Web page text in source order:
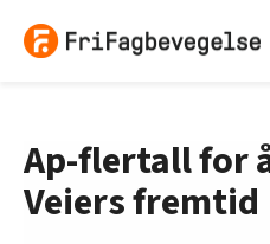
Ap-flertall for
Veiers fremtid